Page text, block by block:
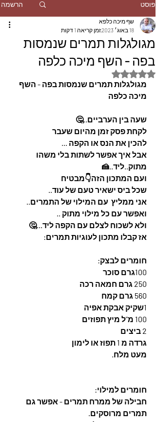
פוסט הרשמה
מגולגלות תמרים שנמסות
בפה - השף מיכה כלפה
שף מיכה כלפא
18 באוג׳ 2023
זמן קריאה 1 דקות
דירוג של NaN מתוך 5 כוכבים
מגולגלות תמרים שנמסות בפה - השף
מיכה כלפה
שעה בין הערביים..🤔
לקחת פסק זמן מהיום שעבר
להכין את הנס או הקפה ...
אבל איך אפשר לשתות בלי משהו
מתוק..ליד..🍰
ועם המתכון הזה👇מבטיח
שכל ביס ישאיר טעם של עוד..
אני ממליץ  עם המילוי של התמרים..
ואפשר עם כל מילוי מתוק ..
ולא לשכוח לצלם עם הקפה ליד...🤔
אז קבלו מתכון לעוגיות תמרים:
חומרים לבצק:
100גרם סוכר
250 גרם חמאה רכה
560 גרם קמח
1שקיק אבקת אפיה
100 מ"ל מיץ תפוזים
2 ביצים
גרדה מ 1 תפוז או לימון
מעט מלח.
חומרים למילוי:
חבילה של ממרח תמרים - אפשר גם
תמרים מרוסקים.